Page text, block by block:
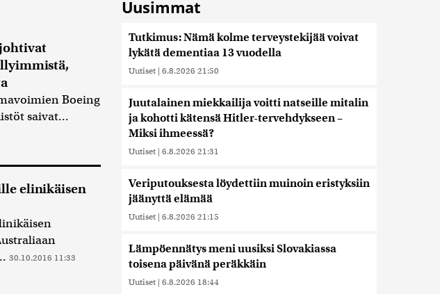
Boeing
saivat...
elinikäisen
30.10.2016 11:33
Uusimmat
Tutkimus: Nämä kolme terveystekijää voivat
lykätä dementiaa 13 vuodella
Uutiset | 6.8.2026 21:50
Juutalainen miekkailija voitti natseille mitalin
ja kohotti kätensä Hitler-tervehdykseen –
Miksi ihmeessä?
Uutiset | 6.8.2026 21:31
Veriputouksesta löydettiin muinoin eristyksiin
jäänyttä elämää
Uutiset | 6.8.2026 21:15
Lämpöennätys meni uusiksi Slovakiassa
toisena päivänä peräkkäin
Uutiset | 6.8.2026 18:44